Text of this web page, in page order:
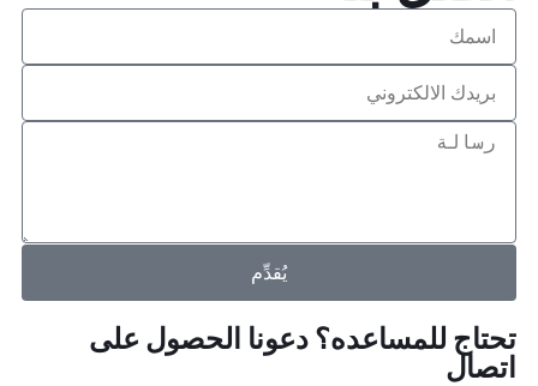
يُقدِّم
تحتاج للمساعده؟ دعونا الحصول على
اتصال